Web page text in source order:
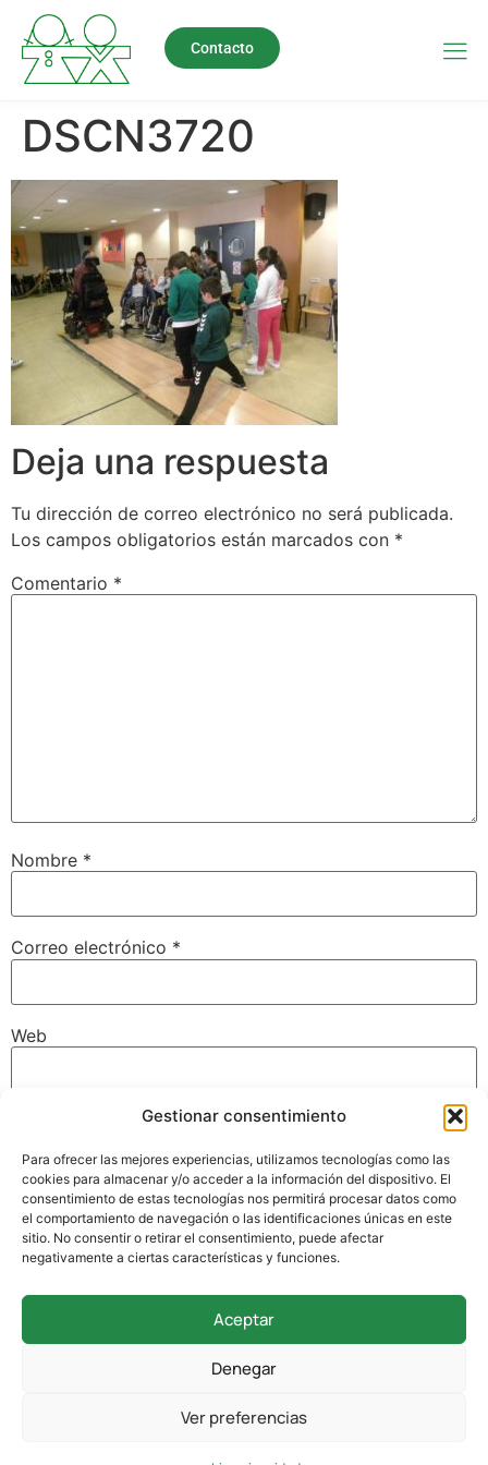
Gestionar consentimiento
Para ofrecer las mejores experiencias, utilizamos tecnologías como las
cookies para almacenar y/o acceder a la información del dispositivo. El
consentimiento de estas tecnologías nos permitirá procesar datos como
el comportamiento de navegación o las identificaciones únicas en este
sitio. No consentir o retirar el consentimiento, puede afectar
negativamente a ciertas características y funciones.
Aceptar
Denegar
Ver preferencias
Contacto
DSCN3720
Deja una respuesta
Tu dirección de correo electrónico no será publicada.
Los campos obligatorios están marcados con *
Comentario *
Nombre *
Correo electrónico *
Web
navegador para la próxima vez que comente.
La Llanilla, 102, 39012 Santander, Cantabria